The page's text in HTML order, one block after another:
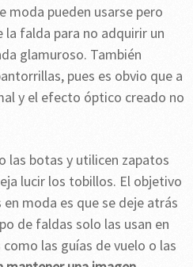
moda pueden usarse pero
falda para no adquirir un
glamuroso. También
pues es obvio que a
y el efecto óptico creado no
las botas y utilicen zapatos
lucir los tobillos. El objetivo
moda es que se deje atrás
de faldas solo las usan en
las guías de vuelo o las